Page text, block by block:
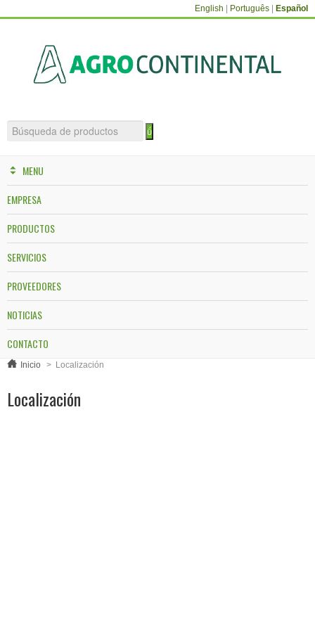
English Português Español
MENU
EMPRESA
PRODUCTOS
SERVICIOS
PROVEEDORES
NOTICIAS
CONTACTO
Inicio > Localización
Localización